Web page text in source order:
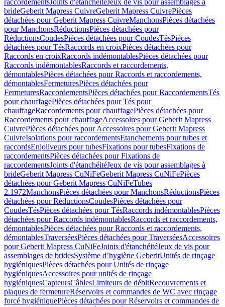
raccordementsJoints d'étanchéitéJeux de vis pour assemblages à
brideGeberit Mapress CuivreGeberit Mapress CuivrePièces
détachées pour Geberit Mapress CuivreManchonsPièces détachées
pour ManchonsRéductionsPièces détachées pour
RéductionsCoudesPièces détachées pour CoudesTésPièces
détachées pour TésRaccords en croixPièces détachées pour
Raccords en croixRaccords indémontablesPièces détachées pour
Raccords indémontablesRaccords et raccordements,
démontablesPièces détachées pour Raccords et raccordements,
démontablesFermeturesPièces détachées pour
FermeturesRaccordementsPièces détachées pour RaccordementsTés
pour chauffagePièces détachées pour Tés pour
chauffageRaccordements pour chauffagePièces détachées pour
Raccordements pour chauffageAccessoires pour Geberit Mapress
CuivrePièces détachées pour Accessoires pour Geberit Mapress
CuivreIsolations pour raccordementsEtanchements pour tubes et
raccordsEnjoliveurs pour tubesFixations pour tubesFixations de
raccordementsPièces détachées pour Fixations de
raccordementsJoints d'étanchéitéJeux de vis pour assemblages à
brideGeberit Mapress CuNiFeGeberit Mapress CuNiFePièces
détachées pour Geberit Mapress CuNiFeTubes
2.1972ManchonsPièces détachées pour ManchonsRéductionsPièces
détachées pour RéductionsCoudesPièces détachées pour
CoudesTésPièces détachées pour TésRaccords indémontablesPièces
détachées pour Raccords indémontablesRaccords et raccordements,
démontablesPièces détachées pour Raccords et raccordements,
démontablesTraverséesPièces détachées pour TraverséesAccessoires
pour Geberit Mapress CuNiFeJoints d'étanchéitéJeux de vis pour
assemblages de bridesSystème d’hygiène GeberitUnités de rinçage
hygiéniquesPièces détachées pour Unités de rinçage
hygiéniquesAccessoires pour unités de rinçage
hygiéniquesCapteursCâblesLimiteurs de débitRecouvrements et
plaques de fermetureRéservoirs et commandes de WC avec rinçage
forcé hygiéniquePièces détachées pour Réservoirs et commandes de